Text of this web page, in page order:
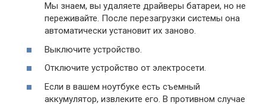
Мы знаем, вы удаляете драйверы батареи, но не
переживайте. После перезагрузки системы она
автоматически установит их заново.
Выключите устройство.
Отключите устройство от электросети.
Если в вашем ноутбуке есть съемный
аккумулятор, извлеките его. В противном случае